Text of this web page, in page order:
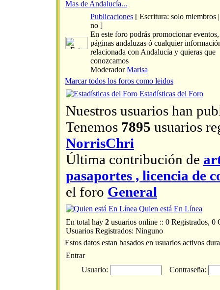
Mas de Andalucía...
Publicaciones [ Escritura: solo miembros
no ]
En este foro podrás promocionar eventos,
páginas andaluzas ó cualquier
relacionada con Andalucía y quieras que
conozcamos
ModeradorMarisa
Marcar todos los foros como leidos
Estadísticas del Foro
Nuestros usuarios han
Tenemos 7895 usuarios
NorrisChri
Última contribución de
pasaportes , licencia de
el foro General
Quien está En Línea
En total hay 2 usuarios online :: 0 Registrados,
Usuarios Registrados: Ninguno
Estos datos estan basados en usuarios activos
Entrar
Usuario:
Contraseña: